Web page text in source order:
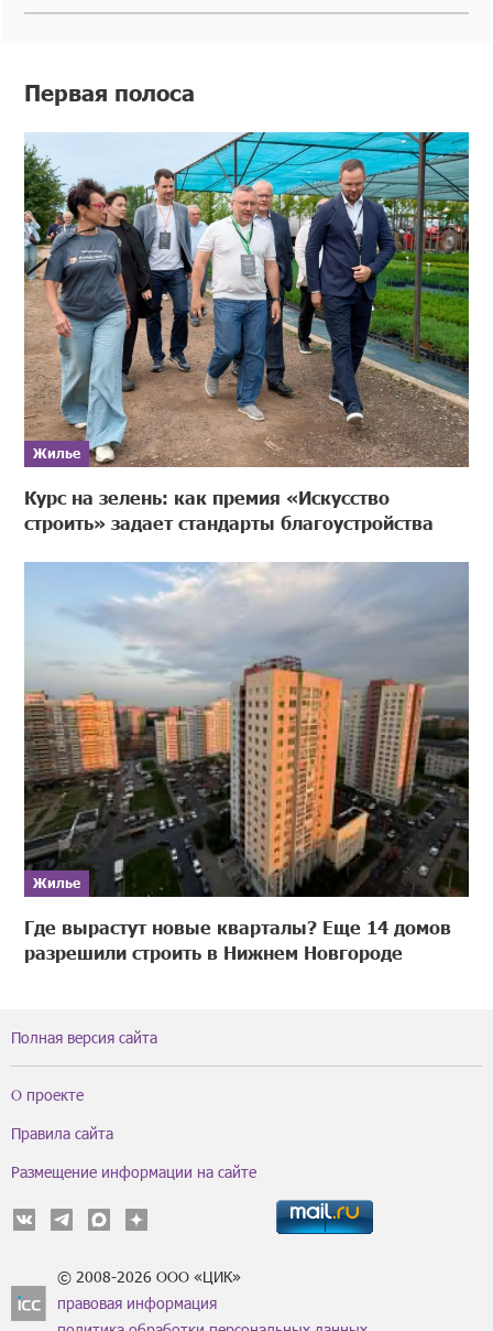
Первая полоса
Жилье
Курс на зелень: как премия «Искусство
строить» задает стандарты благоустройства
Жилье
Где вырастут новые кварталы? Еще 14 домов
разрешили строить в Нижнем Новгороде
Полная версия сайта
О проекте
Правила сайта
Размещение информации на сайте
© 2008-2026 ООО «ЦИК»
правовая информация